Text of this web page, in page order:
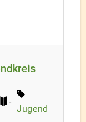
-
Jugend